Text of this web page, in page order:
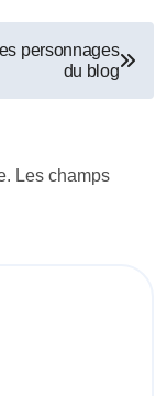
personnages
du blog
Les champs